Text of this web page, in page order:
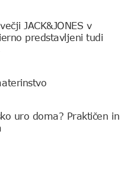
JACK&JONES v
predstavljeni tudi
uro doma? Praktičen in